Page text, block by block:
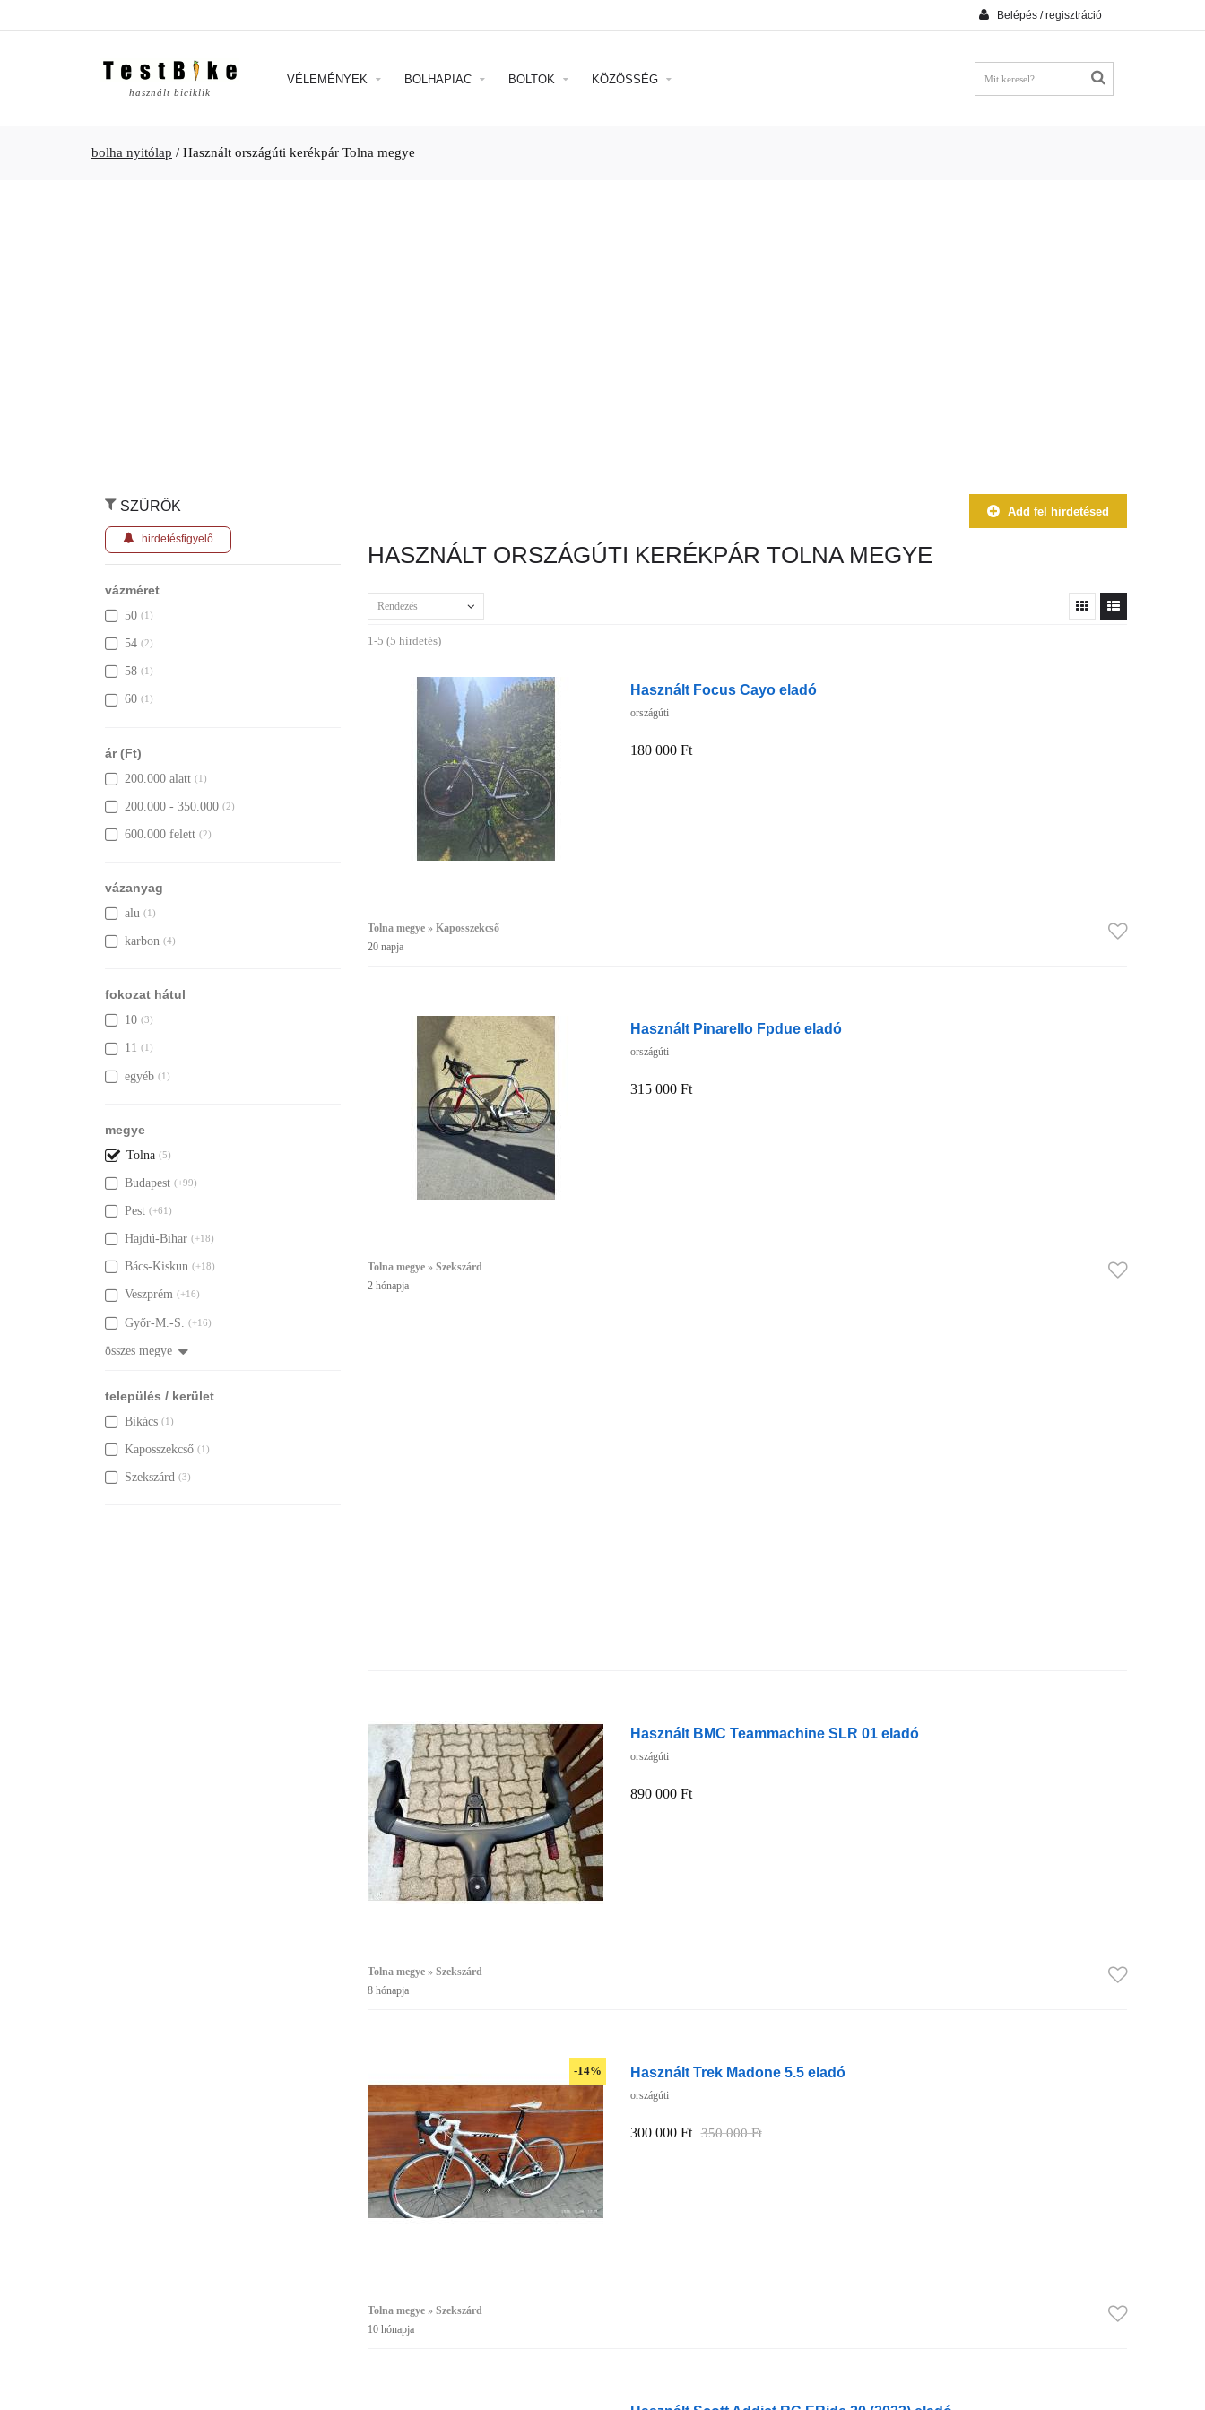
Belépés / regisztráció
használt biciklik
VÉLEMÉNYEK BOLHAPIAC BOLTOK KÖZÖSSÉG
bolha nyitólap / Használt országúti kerékpár Tolna megye
SZŰRŐK
hirdetésfigyelő
vázméret
50 (1)
54 (2)
58 (1)
60 (1)
ár (Ft)
200.000 alatt (1)
200.000 - 350.000 (2)
600.000 felett (2)
vázanyag
alu (1)
karbon (4)
fokozat hátul
10 (3)
11 (1)
egyéb (1)
megye
Tolna (5)
Budapest (+99)
Pest (+61)
Hajdú-Bihar (+18)
Bács-Kiskun (+18)
Veszprém (+16)
Győr-M.-S. (+16)
összes megye
település / kerület
Bikács (1)
Kaposszekcső (1)
Szekszárd (3)
Add fel hirdetésed
HASZNÁLT ORSZÁGÚTI KERÉKPÁR TOLNA MEGYE
Rendezés
1-5 (5 hirdetés)
Használt Focus Cayo eladó
országúti
180 000 Ft
Tolna megye » Kaposszekcső
20 napja
Használt Pinarello Fpdue eladó
országúti
315 000 Ft
Tolna megye » Szekszárd
2 hónapja
Használt BMC Teammachine SLR 01 eladó
országúti
890 000 Ft
Tolna megye » Szekszárd
8 hónapja
-14% Használt Trek Madone 5.5 eladó
országúti
300 000 Ft 350 000 Ft
Tolna megye » Szekszárd
10 hónapja